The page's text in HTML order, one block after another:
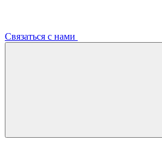
Связаться с нами